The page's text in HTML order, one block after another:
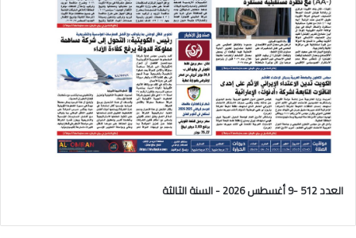
العدد 512 -9 أغسطس 2026 - السنة الثالثة